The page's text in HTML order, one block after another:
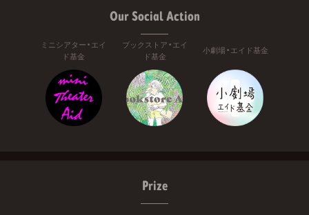
Our Social Action
ミニシアター・エイ
ド基金
ブックストア・エイ
ド基金
小劇場・エイド基金
Prize